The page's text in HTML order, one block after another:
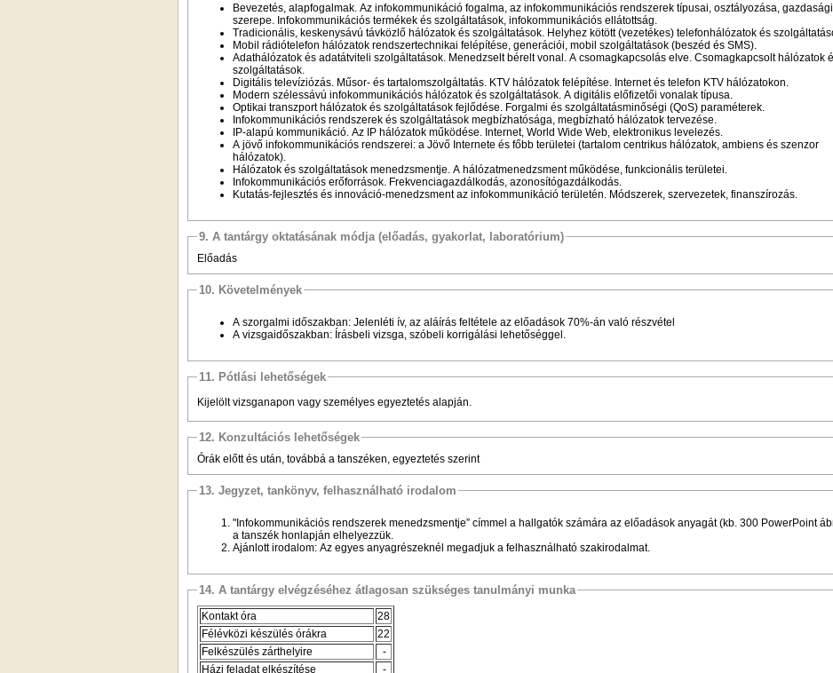
Bevezetés, alapfogalmak. Az infokommunikáció fogalma, az infokommunikációs rendszerek típusai, osztályozása, gazdasági
szerepe. Infokommunikációs termékek és szolgáltatások, infokommunikációs ellátottság.
Tradicionális, keskenysávú távközlő hálózatok és szolgáltatások. Helyhez kötött (vezetékes) telefonhálózatok és
Mobil rádiótelefon hálózatok rendszertechnikai felépítése, generációi, mobil szolgáltatások (beszéd és SMS).
Adathálózatok és adatátviteli szolgáltatások. Menedzselt bérelt vonal. A csomagkapcsolás elve. Csomagkapcsolt hálózatok
szolgáltatások.
Digitális televíziózás. Műsor- és tartalomszolgáltatás. KTV hálózatok felépítése. Internet és telefon KTV hálózatokon.
Modern szélessávú infokommunikációs hálózatok és szolgáltatások. A digitális előfizetői vonalak típusa.
Optikai transzport hálózatok és szolgáltatások fejlődése. Forgalmi és szolgáltatásminőségi (QoS) paraméterek.
Infokommunikációs rendszerek és szolgáltatások megbízhatósága, megbízható hálózatok tervezése.
IP-alapú kommunikáció. Az IP hálózatok működése. Internet, World Wide Web, elektronikus levelezés.
A jövő infokommunikációs rendszerei: a Jövő Internete és főbb területei (tartalom centrikus hálózatok, ambiens és szenzor
hálózatok).
Hálózatok és szolgáltatások menedzsmentje. A hálózatmenedzsment működése, funkcionális területei.
Infokommunikációs erőforrások. Frekvenciagazdálkodás, azonosítógazdálkodás.
Kutatás-fejlesztés és innováció-menedzsment az infokommunikáció területén. Módszerek, szervezetek, finanszírozás.
9. A tantárgy oktatásának módja (előadás, gyakorlat, laboratórium)
Előadás
10. Követelmények
A szorgalmi időszakban: Jelenléti ív, az aláírás feltétele az előadások 70%-án való részvétel
A vizsgaidőszakban: Írásbeli vizsga, szóbeli korrigálási lehetőséggel.
11. Pótlási lehetőségek
Kijelölt vizsganapon vagy személyes egyeztetés alapján.
12. Konzultációs lehetőségek
Órák előtt és után, továbbá a tanszéken, egyeztetés szerint
13. Jegyzet, tankönyv, felhasználható irodalom
"Infokommunikációs rendszerek menedzsmentje” címmel a hallgatók számára az előadások anyagát (kb. 300 PowerPoint
a tanszék honlapján elhelyezzük.
Ajánlott irodalom: Az egyes anyagrészeknél megadjuk a felhasználható szakirodalmat.
14. A tantárgy elvégzéséhez átlagosan szükséges tanulmányi munka
Kontakt óra
28
Félévközi készülés órákra
22
Felkészülés zárthelyire
-
Házi feladat elkészítése
-